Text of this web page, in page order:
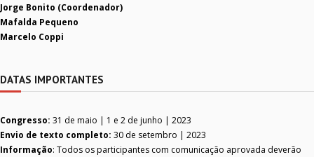
Jorge Bonito (Coordenador)
Mafalda Pequeno
Marcelo Coppi
DATAS IMPORTANTES
Congresso: 31 de maio | 1 e 2 de junho | 2023
Envio de texto completo: 30 de setembro | 2023
Informação: Todos os participantes com comunicação aprovada deverão